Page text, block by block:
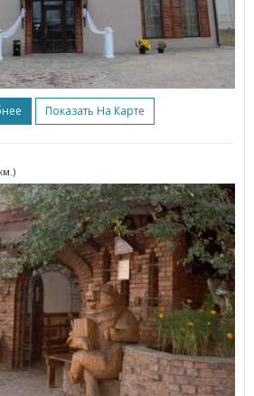
Показать На Карте